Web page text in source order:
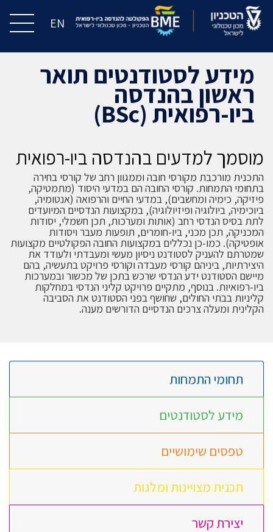
EN
מידע לסטודנטים תואר
ראשון בהנדסה
ביו-רפואית (BSc)
מוסמך למדעים בהנדסה ביו-רפואית
התכנית מורכבת מקורסי חובה וממגוון רחב של קורסי בחירה
בתחומי התמחות. קורסי החובה הם במדעי היסוד (מתמטיקה,
פיזיקה, כימיה ומחשבים), במדעי החיים והרפואה (אנטומיה,
ביוכימיה, ביולוגיה ופיזיולוגיה), במקצועות הנדסיים המיועדים
לתת בסיס הנדסי רחב (אותות ומערכות, תכן חשמלי, יסודות
המכניקה, תכן מכני, ביו-חומרים, תופעות מעבר ויסודות
אופטיקה). כמו-כן נכללים במקצועות החובה הפקולטיים מקצועות
שמטרתם להעניק לסטודנט ניסיון מעשי ומעבדתי ולעודד את
היצירתיות, ביניהם קורסי מעבדה וקורסי פרויקט בתעשיה, בהם
מיישם הסטודנט ידע הנדסי שרכש בתכן של מכשור ובמערכות
ביו-רפואיות. בנוסף, מתקיים פרויקט קליני הנדסי במחלקות
קליניות בבתי החולים, שחושף בפני הסטודנט את הסביבה
הקלינית ומעלה צרכים הנדסיים הדורשים מענה.
תחומי התמחות
מידע לסטודנטים
טפסים שימושיים
תכנית מצויינות ומלגות
יצירת קשר